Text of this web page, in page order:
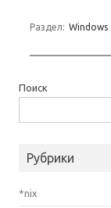
Раздел: Windows
Поиск
Рубрики
*nix